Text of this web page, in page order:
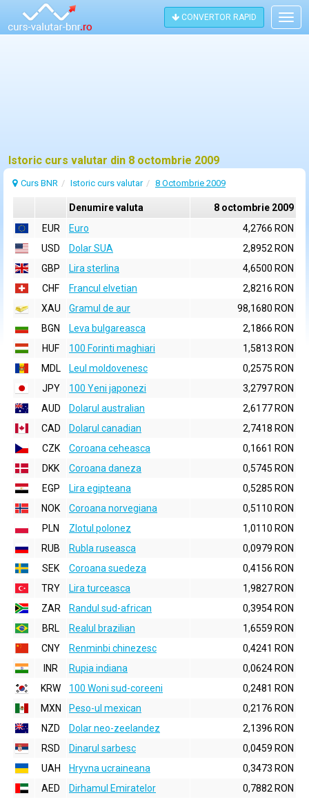
CONVERTOR RAPID
Istoric curs valutar din 8 octombrie 2009
Curs BNR Istoric curs valutar 8 Octombrie 2009
Denumire valuta
8 octombrie 2009
EUR
Euro
4,2766 RON
USD
Dolar SUA
2,8952 RON
GBP
Lira sterlina
4,6500 RON
CHF
Francul elvetian
2,8216 RON
XAU
Gramul de aur
98,1680 RON
BGN
Leva bulgareasca
2,1866 RON
HUF
100 Forinti maghiari
1,5813 RON
MDL
Leul moldovenesc
0,2575 RON
JPY
100 Yeni japonezi
3,2797 RON
AUD
Dolarul australian
2,6177 RON
CAD
Dolarul canadian
2,7418 RON
CZK
Coroana ceheasca
0,1661 RON
DKK
Coroana daneza
0,5745 RON
EGP
Lira egipteana
0,5285 RON
NOK
Coroana norvegiana
0,5110 RON
PLN
Zlotul polonez
1,0110 RON
RUB
Rubla ruseasca
0,0979 RON
SEK
Coroana suedeza
0,4156 RON
TRY
Lira turceasca
1,9827 RON
ZAR
Randul sud-african
0,3954 RON
BRL
Realul brazilian
1,6559 RON
CNY
Renminbi chinezesc
0,4241 RON
INR
Rupia indiana
0,0624 RON
KRW
100 Woni sud-coreeni
0,2481 RON
MXN
Peso-ul mexican
0,2176 RON
NZD
Dolar neo-zeelandez
2,1396 RON
RSD
Dinarul sarbesc
0,0459 RON
UAH
Hryvna ucraineana
0,3473 RON
AED
Dirhamul Emiratelor
0,7882 RON